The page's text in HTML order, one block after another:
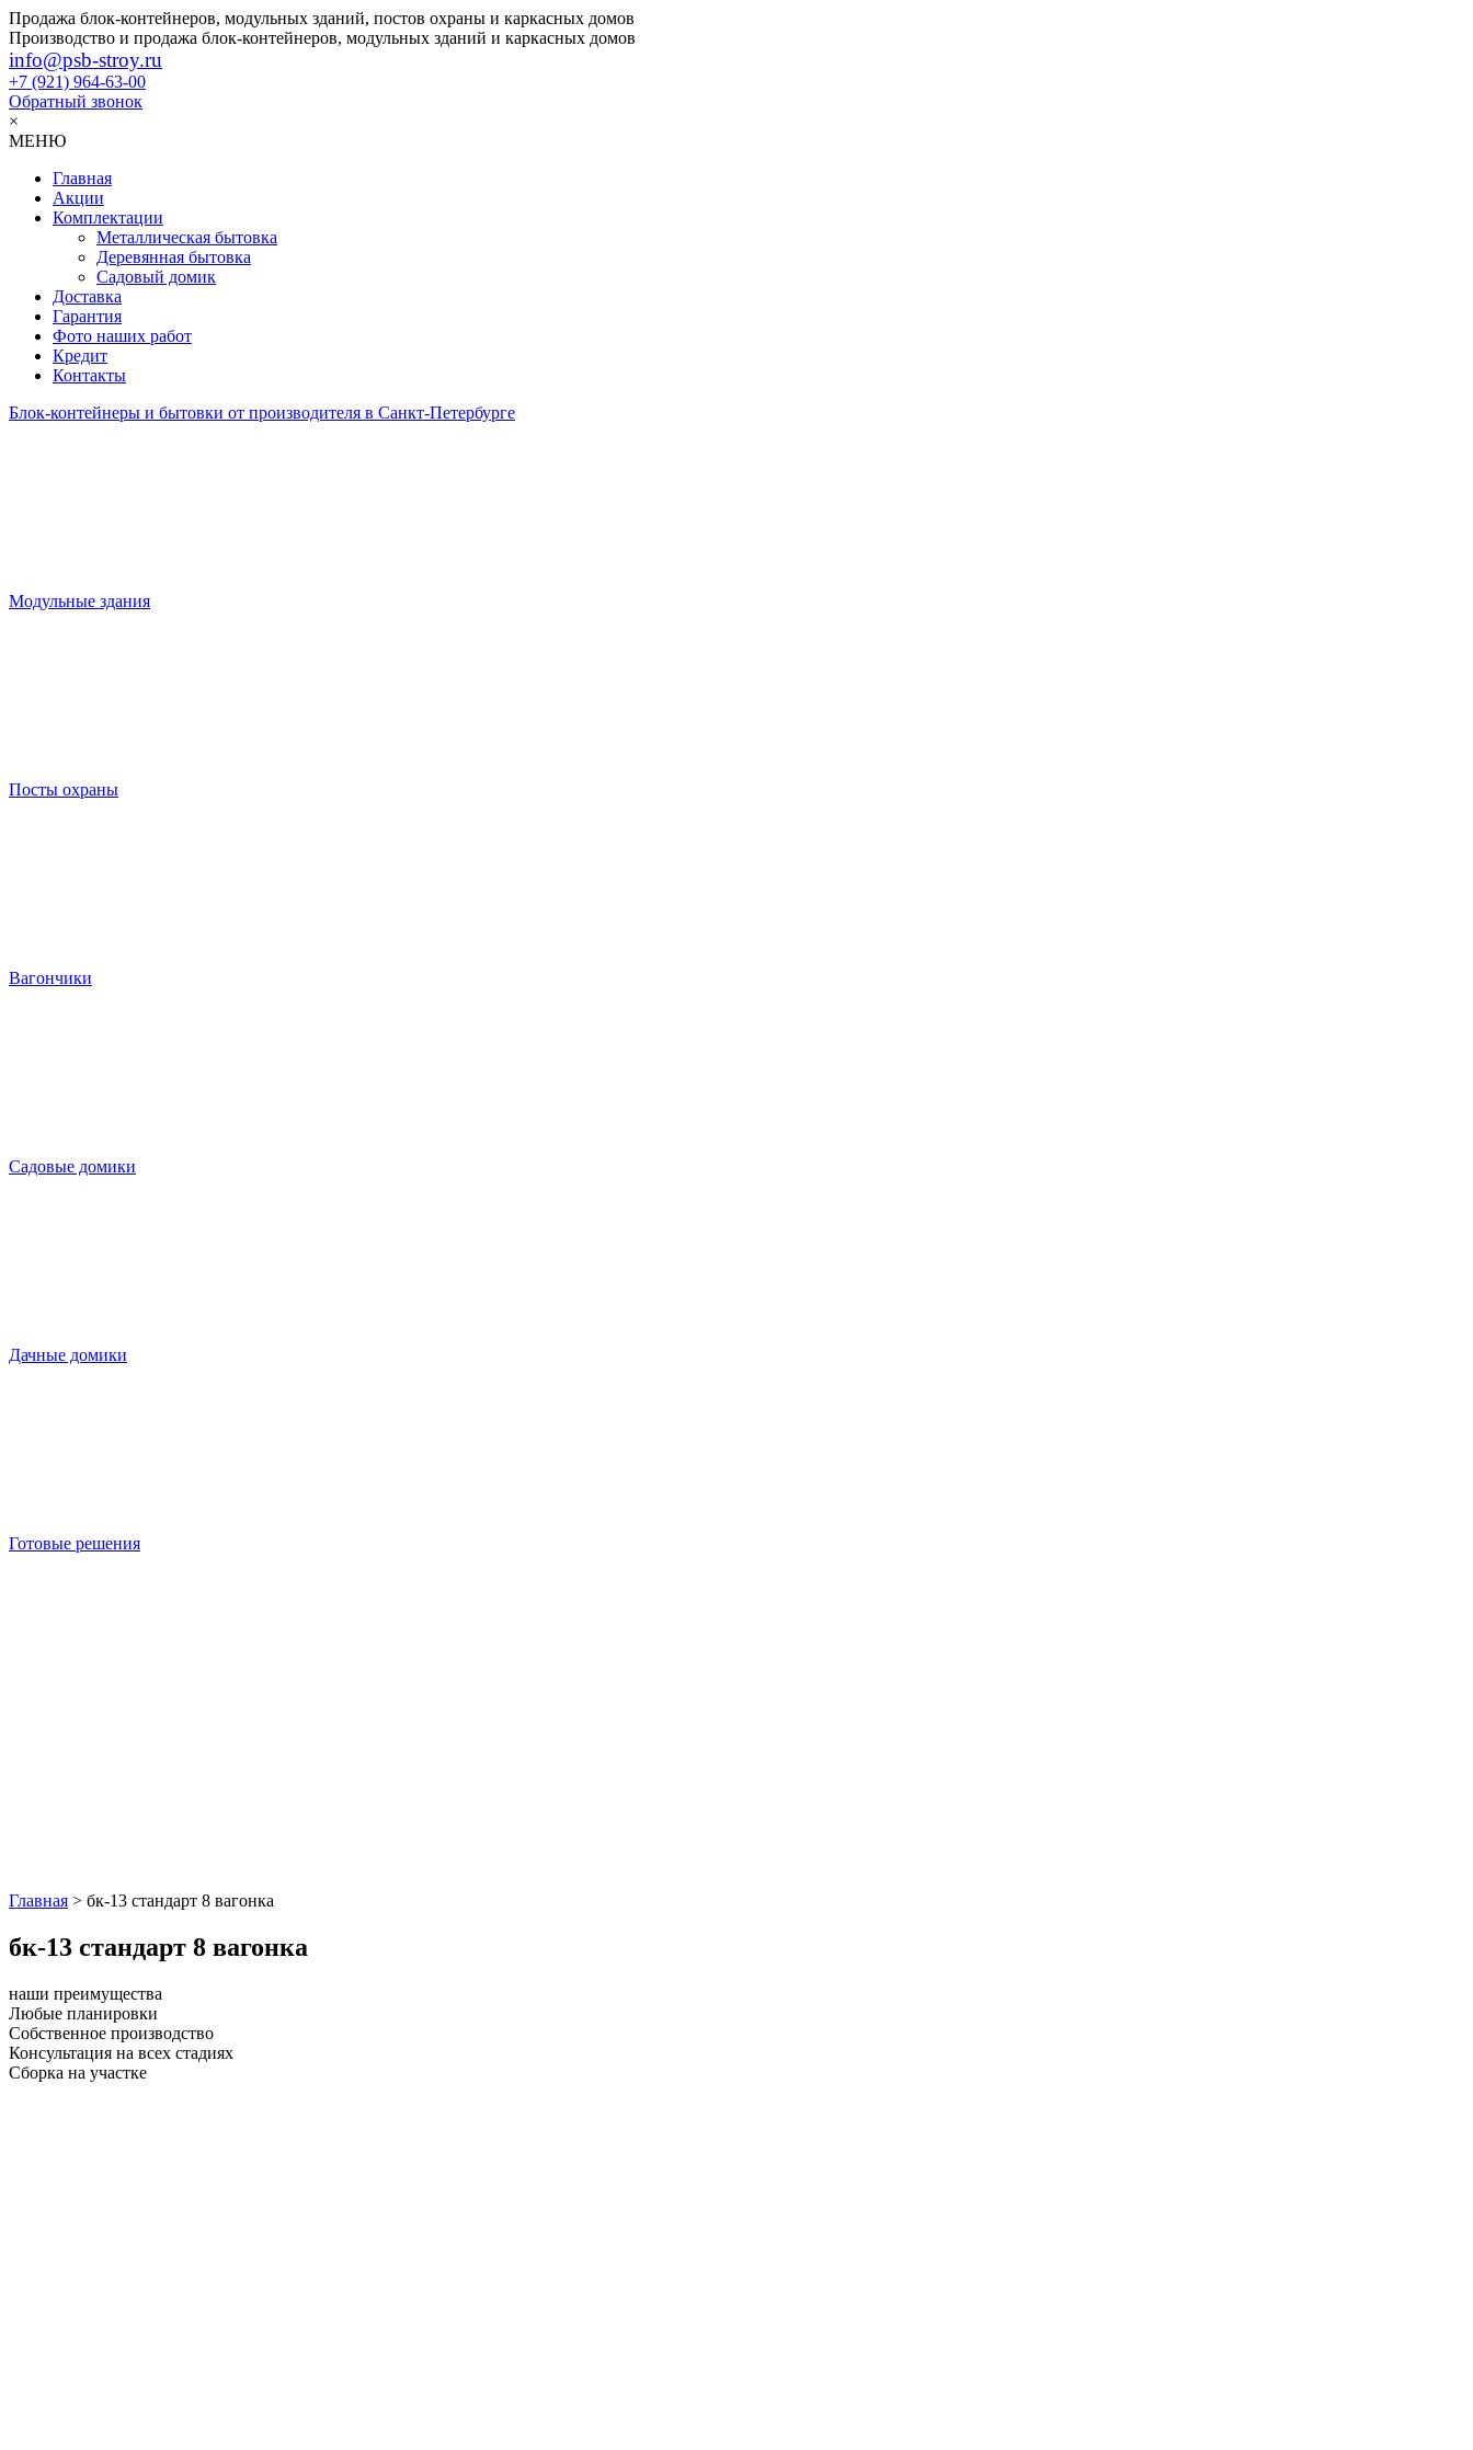
Продажа блок-контейнеров, модульных зданий, постов охраны и каркасных домов
Производство и продажа блок-контейнеров, модульных зданий и каркасных домов
info@psb-stroy.ru
+7 (921) 964-63-00
Обратный звонок
×
МЕНЮ
Главная
Акции
Комплектации
Металлическая бытовка
Деревянная бытовка
Садовый домик
Доставка
Гарантия
Фото наших работ
Кредит
Контакты
Блок-контейнеры и бытовки от производителя в Санкт-Петербурге
Модульные здания
Посты охраны
Вагончики
Садовые домики
Дачные домики
Готовые решения
Главная > бк-13 стандарт 8 вагонка
бк-13 стандарт 8 вагонка
наши преимущества
Любые планировки
Собственное производство
Консультация на всех стадиях
Сборка на участке